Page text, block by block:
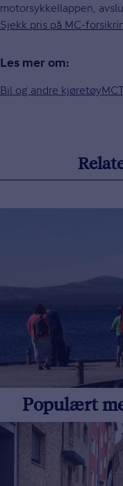
motorsykkellappen,
Sjekk pris på MC-
Les mer om:
Bil og andre kjøretøyMC
Populært